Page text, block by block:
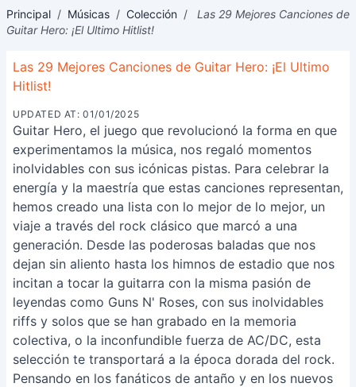
Principal / Músicas / Colección /
Las 29 Mejores Canciones de
Guitar Hero: ¡El Ultimo Hitlist!
Las 29 Mejores Canciones de Guitar Hero: ¡El Ultimo
Hitlist!
UPDATED AT: 01/01/2025
Guitar Hero, el juego que revolucionó la forma en que
experimentamos la música, nos regaló momentos
inolvidables con sus icónicas pistas. Para celebrar la
energía y la maestría que estas canciones representan,
hemos creado una lista con lo mejor de lo mejor, un
viaje a través del rock clásico que marcó a una
generación. Desde las poderosas baladas que nos
dejan sin aliento hasta los himnos de estadio que nos
incitan a tocar la guitarra con la misma pasión de
leyendas como Guns N' Roses, con sus inolvidables
riffs y solos que se han grabado en la memoria
colectiva, o la inconfundible fuerza de AC/DC, esta
selección te transportará a la época dorada del rock.
Pensando en los fanáticos de antaño y en los nuevos